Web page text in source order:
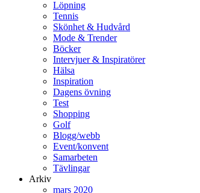
Löpning
Tennis
Skönhet & Hudvård
Mode & Trender
Böcker
Intervjuer & Inspiratörer
Hälsa
Inspiration
Dagens övning
Test
Shopping
Golf
Blogg/webb
Event/konvent
Samarbeten
Tävlingar
Arkiv
mars 2020